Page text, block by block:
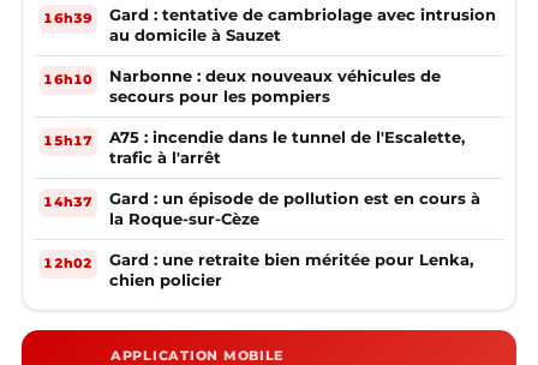
16h39
Gard : tentative de cambriolage avec intrusion
au domicile à Sauzet
16h10
Narbonne : deux nouveaux véhicules de
secours pour les pompiers
15h17
A75 : incendie dans le tunnel de l'Escalette,
trafic à l'arrêt
14h37
Gard : un épisode de pollution est en cours à
la Roque-sur-Cèze
12h02
Gard : une retraite bien méritée pour Lenka,
chien policier
APPLICATION MOBILE